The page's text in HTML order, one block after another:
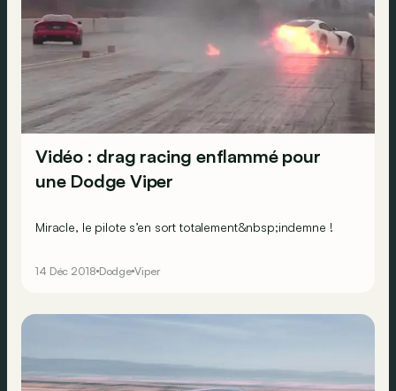
Vidéo : drag racing enflammé pour
une Dodge Viper
Miracle, le pilote s’en sort totalement&nbsp;indemne !
14 Déc 2018 Dodge Viper